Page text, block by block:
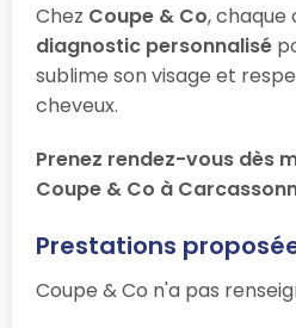
Chez Coupe & Co, chaque
diagnostic personnalisé
sublime son visage et
cheveux.
Prenez rendez-vous dès
Coupe & Co à
Prestations
Coupe & Co n'a pas